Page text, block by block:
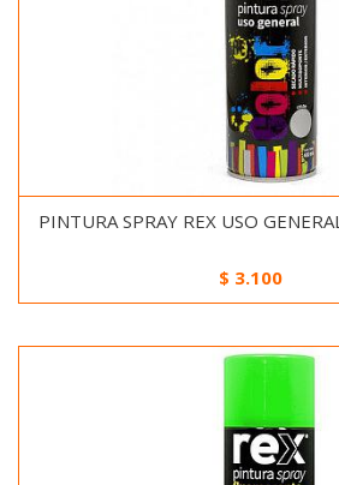
PINTURA SPRAY REX USO
$ 3.100